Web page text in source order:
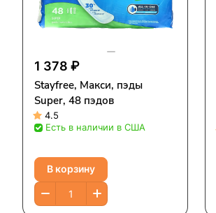
1 378 ₽
Stayfree, Макси, пэды
Super, 48 пэдов
4.5
Есть в наличии в США
В корзину